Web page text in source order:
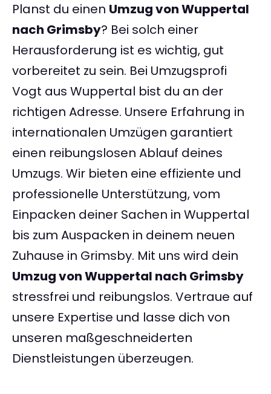
Planst du einen Umzug von Wuppertal
nach Grimsby? Bei solch einer
Herausforderung ist es wichtig, gut
vorbereitet zu sein. Bei Umzugsprofi
Vogt aus Wuppertal bist du an der
richtigen Adresse. Unsere Erfahrung in
internationalen Umzügen garantiert
einen reibungslosen Ablauf deines
Umzugs. Wir bieten eine effiziente und
professionelle Unterstützung, vom
Einpacken deiner Sachen in Wuppertal
bis zum Auspacken in deinem neuen
Zuhause in Grimsby. Mit uns wird dein
Umzug von Wuppertal nach Grimsby
stressfrei und reibungslos. Vertraue auf
unsere Expertise und lasse dich von
unseren maßgeschneiderten
Dienstleistungen überzeugen.